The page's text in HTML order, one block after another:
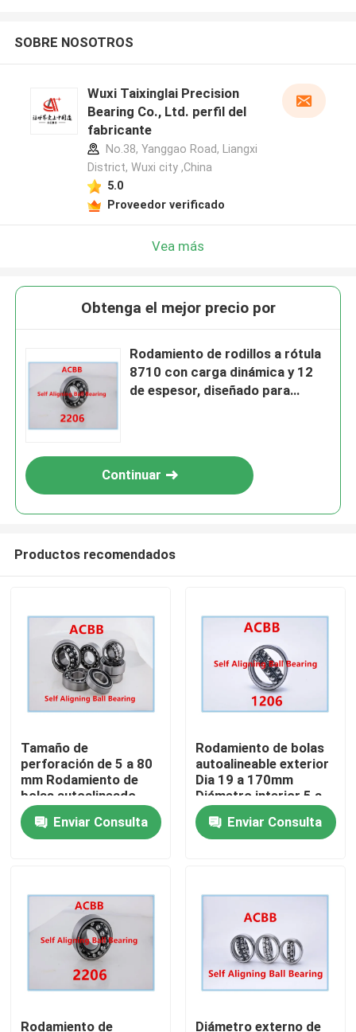
Productos
Sobre nosotros
SOBRE NOSOTROS
Wuxi Taixinglai Precision
Bearing Co., Ltd. perfil del
fabricante
No.38, Yanggao Road, Liangxi
District, Wuxi city ,China
5.0
Proveedor verificado
Vea más
Obtenga el mejor precio por
Rodamiento de rodillos a rótula
8710 con carga dinámica y 12
de espesor, diseñado para
Continuar
Productos recomendados
Tamaño de
perforación de 5 a 80
mm Rodamiento de
bolas autoalineado
que incorpora carga
dinámica 8710
Adecuado para varios
Enviar Consulta
Rodamiento de bolas
autoalineable exterior
Dia 19 a 170mm
Diámetro interior 5 a
80mm Carga dinámica
8710 Diseñado para
un funcionamiento
Enviar Consulta
Rodamiento de
Diámetro externo de